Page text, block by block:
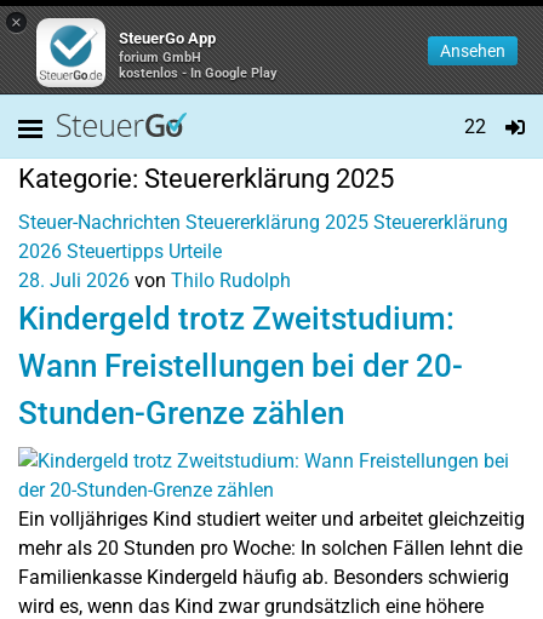
×
SteuerGo App
forium GmbH
kostenlos - In Google Play
Ansehen
22
Kategorie: Steuererklärung 2025
Steuer-Nachrichten Steuererklärung 2025 Steuererklärung
2026 Steuertipps Urteile
28. Juli 2026 von Thilo Rudolph
Kindergeld trotz Zweitstudium:
Wann Freistellungen bei der 20-
Stunden-Grenze zählen
Ein volljähriges Kind studiert weiter und arbeitet gleichzeitig
mehr als 20 Stunden pro Woche: In solchen Fällen lehnt die
Familienkasse Kindergeld häufig ab. Besonders schwierig
wird es, wenn das Kind zwar grundsätzlich eine höhere